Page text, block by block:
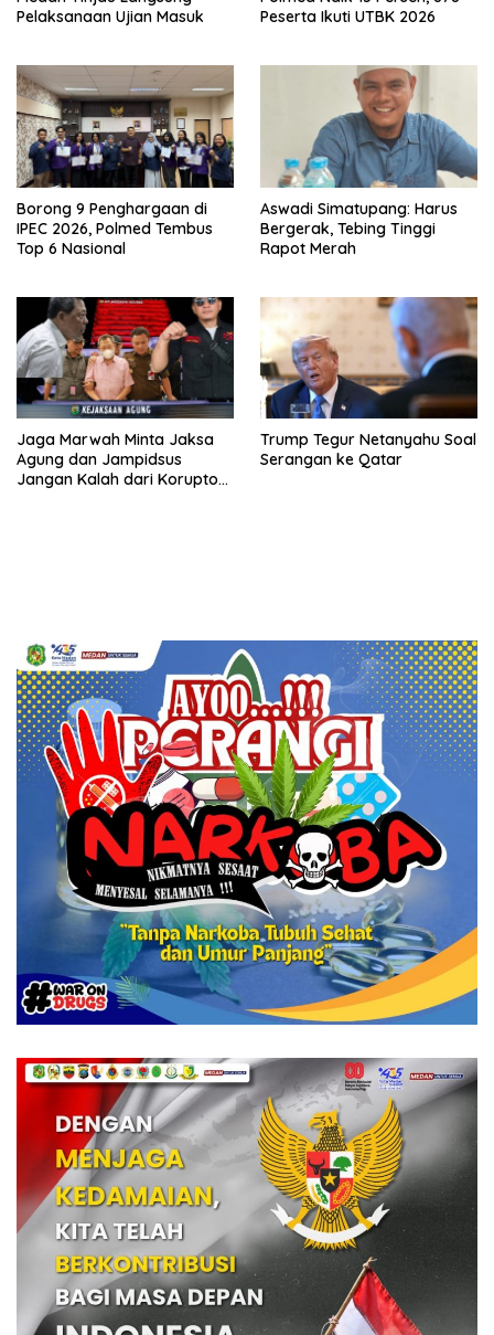
Pelaksanaan Ujian Masuk
Peserta Ikuti UTBK 2026
Borong 9 Penghargaan di
IPEC 2026, Polmed Tembus
Top 6 Nasional
Aswadi Simatupang: Harus
Bergerak, Tebing Tinggi
Rapot Merah
Jaga Marwah Minta Jaksa
Agung dan Jampidsus
Jangan Kalah dari Koruptor
Trump Tegur Netanyahu Soal
Serangan ke Qatar